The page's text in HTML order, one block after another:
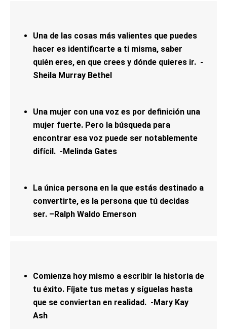
Una de las cosas más valientes que puedes
hacer es identificarte a ti misma, saber
quién eres, en que crees y dónde quieres ir. -
Sheila Murray Bethel
Una mujer con una voz es por definición una
mujer fuerte. Pero la búsqueda para
encontrar esa voz puede ser notablemente
difícil. -Melinda Gates
La única persona en la que estás destinado a
convertirte, es la persona que tú decidas
ser. –Ralph Waldo Emerson
Comienza hoy mismo a escribir la historia de
tu éxito. Fíjate tus metas y síguelas hasta
que se conviertan en realidad. -Mary Kay
Ash